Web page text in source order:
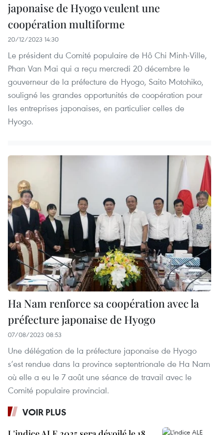
japonaise de Hyogo veulent une
coopération multiforme
20/12/2023 14:30
Le président du Comité populaire de Hô Chi Minh-Ville,
Phan Van Mai qui a reçu mercredi 20 décembre le
gouverneur de la préfecture de Hyogo, Saito Motohiko,
souligné les grandes opportunités de coopération pour
les entreprises japonaises, en particulier celles de
Hyogo.
Ha Nam renforce sa coopération avec la
préfecture japonaise de Hyogo
07/08/2023 08:53
Une délégation de la préfecture japonaise de Hyogo
s’est rendue dans la province septentrionale de Ha Nam
où elle a eu le 7 août une séance de travail avec le
Comité populaire provincial.
VOIR PLUS